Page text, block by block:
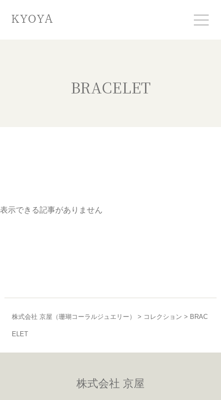
KYOYA
BRACELET
表示できる記事がありません
株式会社 京屋（珊瑚コーラルジュエリー） > コレクション > BRAC
ELET
株式会社 京屋